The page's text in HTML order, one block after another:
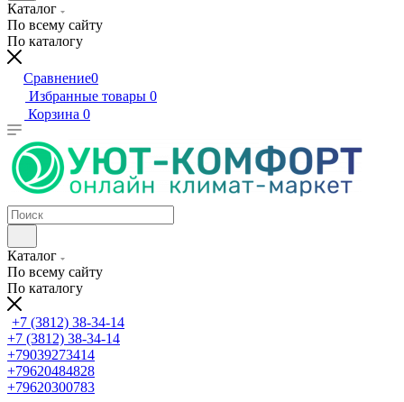
Каталог
По всему сайту
По каталогу
Сравнение0
Избранные товары 0
Корзина 0
Каталог
По всему сайту
По каталогу
+7 (3812) 38-34-14
+7 (3812) 38-34-14
+79039273414
+79620484828
+79620300783